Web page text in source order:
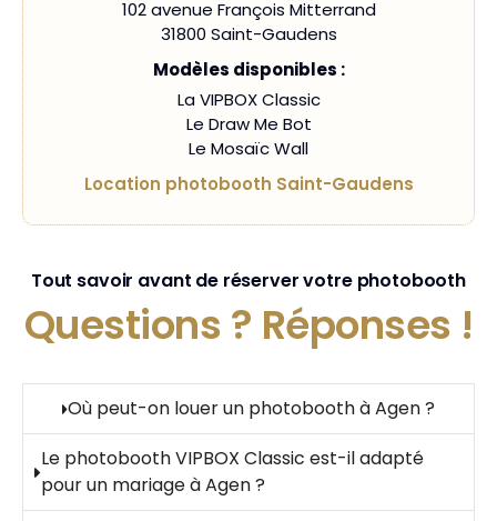
102 avenue François Mitterrand
31800 Saint-Gaudens
Modèles disponibles :
La VIPBOX Classic
Le Draw Me Bot
Le Mosaïc Wall
Location photobooth Saint-Gaudens
Tout savoir avant de réserver votre photobooth
Questions ? Réponses !
Où peut-on louer un photobooth à Agen ?
Le photobooth VIPBOX Classic est-il adapté
pour un mariage à Agen ?